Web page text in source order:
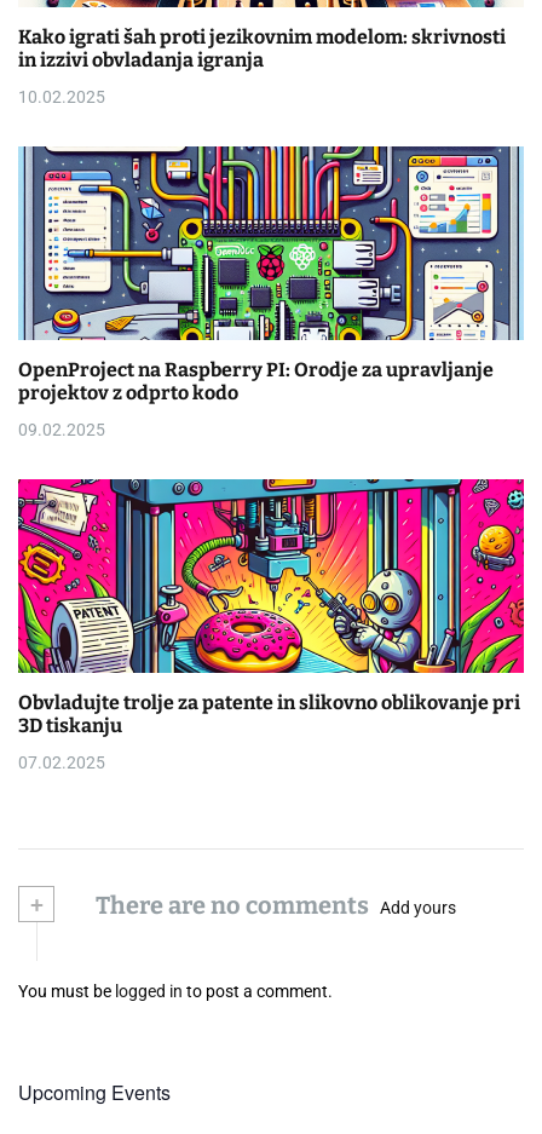
Kako igrati šah proti jezikovnim modelom: skrivnosti
in izzivi obvladanja igranja
10.02.2025
OpenProject na Raspberry PI: Orodje za upravljanje
projektov z odprto kodo
09.02.2025
Obvladujte trolje za patente in slikovno oblikovanje pri
3D tiskanju
07.02.2025
+ There are no comments Add yours
You must be logged in to post a comment.
Upcoming Events